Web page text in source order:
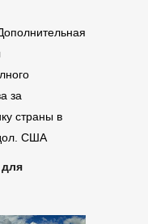
за
страны в
США
для